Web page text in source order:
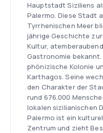
Hauptstadt Siziliens
Palermo. Diese Stadt
Tyrrhenischen Meer
jährige Geschichte
Kultur,
Gastronomie
phönizische Kolonie
Karthagos. Seine
den Charakter der
rund 676.000
lokalen sizilianischen
Palermo ist ein
Zentrum und zieht